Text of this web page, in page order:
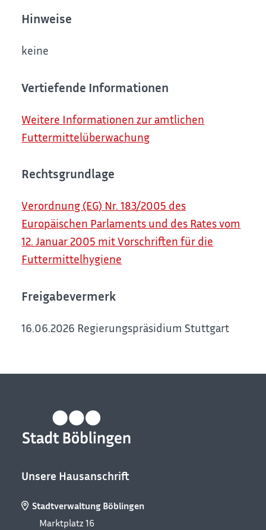
Hinweise
keine
Vertiefende Informationen
Weitere Informationen zur amtlichen
Futtermittelüberwachung
Rechtsgrundlage
Verordnung (EG) Nr. 183/2005 des
Europäischen Parlaments und des Rates vom
12. Januar 2005 mit Vorschriften für die
Futtermittelhygiene
Freigabevermerk
16.06.2026 Regierungspräsidium Stuttgart
Unsere Hausanschrift
Stadtverwaltung Böblingen
Marktplatz 16